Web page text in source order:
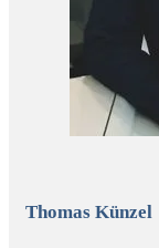
Thomas Künzel